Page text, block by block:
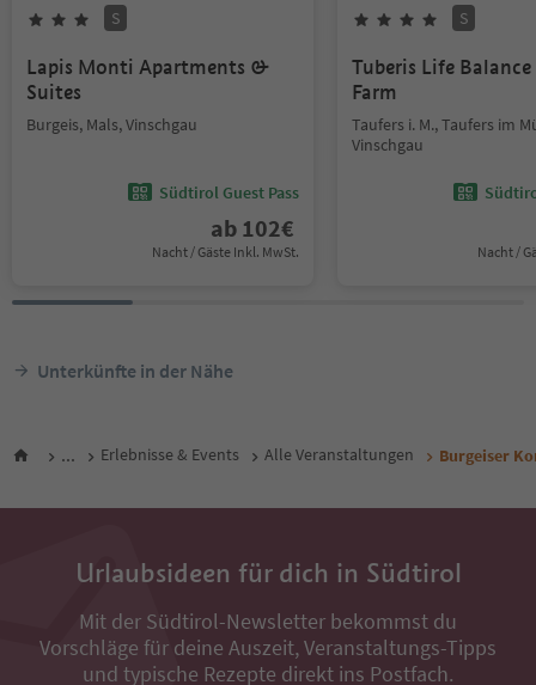
S
Lapis Monti Apartments &
Suites
Burgeis, Mals, Vinschgau
Südtirol Guest Pass
ab 102€
Nacht / Gäste Inkl. MwSt.
S
Tuberis Life
Farm
Taufers i. M., Taufers im
Vinschgau
Nacht /
Unterkünfte in der Nähe
... Erlebnisse & Events Alle Veranstaltungen Burgeiser
Urlaubsideen für dich in Südtirol
Mit der Südtirol-Newsletter bekommst du
Vorschläge für deine Auszeit, Veranstaltungs-Tipps
und typische Rezepte direkt ins Postfach.